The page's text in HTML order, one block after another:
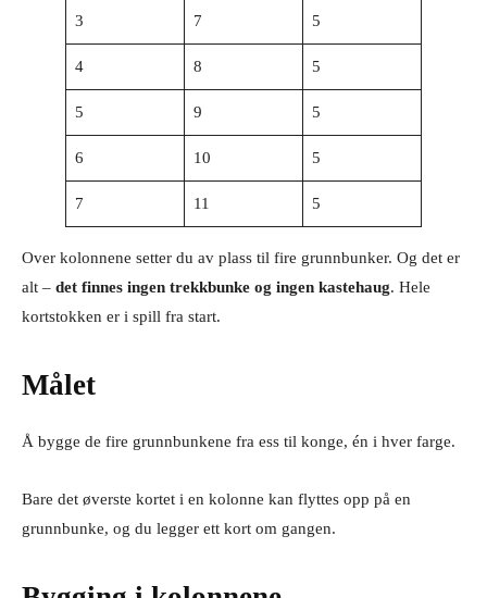
3 7 5
4 8 5
5 9 5
6 10 5
7 11 5
Over kolonnene setter du av plass til fire grunnbunker. Og det er
alt – det finnes ingen trekkbunke og ingen kastehaug. Hele
kortstokken er i spill fra start.
Målet
Å bygge de fire grunnbunkene fra ess til konge, én i hver farge.
Bare det øverste kortet i en kolonne kan flyttes opp på en
grunnbunke, og du legger ett kort om gangen.